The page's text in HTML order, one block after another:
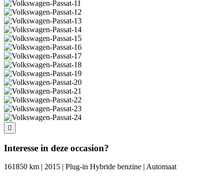
Interesse in deze occasion?
161850 km | 2015 | Plug-in Hybride benzine | Automaat